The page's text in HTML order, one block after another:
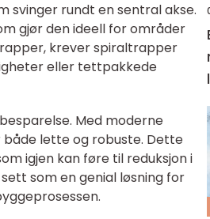
svinger rundt en sentral akse.
gjør den ideell for områder
krever spiraltrapper
eller tettpakkede
Med moderne
både lette og robuste. Dette
igjen kan føre til reduksjon i
som en genial løsning for